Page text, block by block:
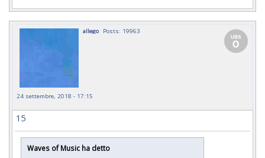
allego Posts: 19963
24 settembre, 2018 - 17:15
15
Waves of Music ha detto